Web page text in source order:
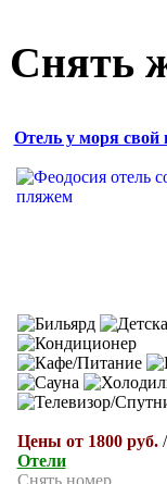
Снять
Отель у моря свой
Цены от 1800 руб./
Отели
Снять номер